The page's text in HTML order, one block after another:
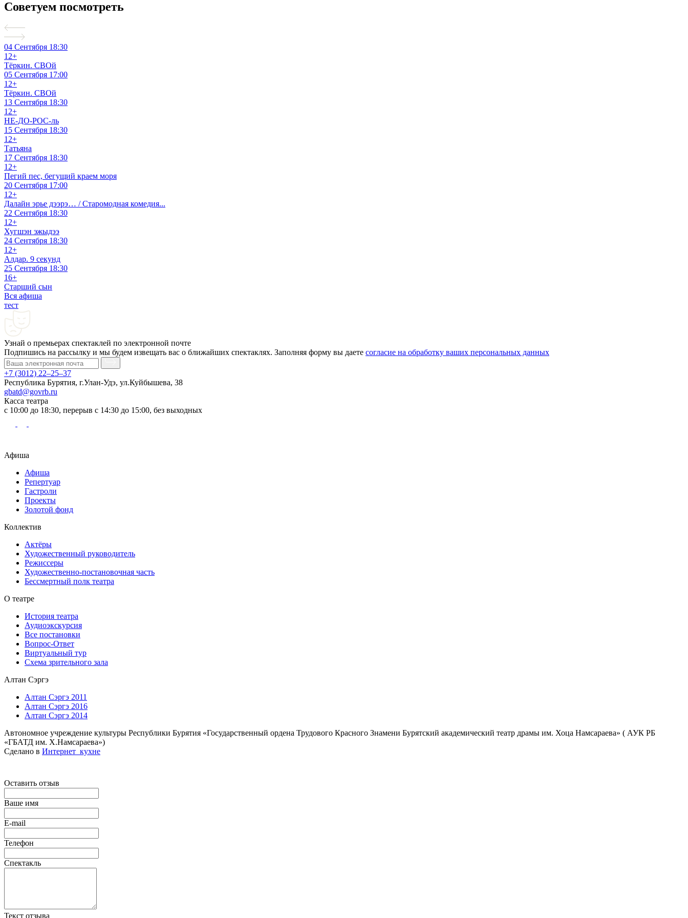
Советуем посмотреть
04 Сентября 18:30
12+
Тёркин. СВОй
05 Сентября 17:00
12+
Тёркин. СВОй
13 Сентября 18:30
12+
НЕ-ДО-РОС-ль
15 Сентября 18:30
12+
Татьяна
17 Сентября 18:30
12+
Пегий пес, бегущий краем моря
20 Сентября 17:00
12+
Далайн эрье дээрэ… / Старомодная комедия...
22 Сентября 18:30
12+
Хугшэн эжыдээ
24 Сентября 18:30
12+
Алдар. 9 секунд
25 Сентября 18:30
16+
Старший сын
Вся афиша
тест
Узнай о премьерах спектаклей по электронной почте
Подпишись на рассылку и мы будем извещать вас о ближайших спектаклях. Заполняя форму вы даете согласие на обработку ваших персональных данных
+7 (3012) 22–25–37
Республика Бурятия, г.Улан-Удэ, ул.Куйбышева, 38
gbatd@govrb.ru
Касса театра
с 10:00 до 18:30, перерыв с 14:30 до 15:00, без выходных
Афиша
Афиша
Репертуар
Гастроли
Проекты
Золотой фонд
Коллектив
Актёры
Художественный руководитель
Режиссеры
Художественно-постановочная часть
Бессмертный полк театра
О театре
История театра
Аудиоэкскурсия
Все постановки
Вопрос-Ответ
Виртуальный тур
Схема зрительного зала
Алтан Сэргэ
Алтан Сэргэ 2011
Алтан Сэргэ 2016
Алтан Сэргэ 2014
Автономное учреждение культуры Республики Бурятия «Государственный ордена Трудового Красного Знамени Бурятский академический театр драмы им. Хоца Намсараева» ( АУК РБ
«ГБАТД им. Х.Намсараева»)
Сделано в Интернет_кухне
Оставить отзыв
Ваше имя
E-mail
Телефон
Спектакль
Текст отзыва